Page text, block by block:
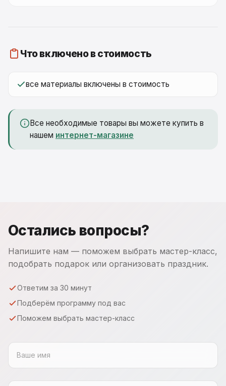
Что включено в стоимость
все материалы включены в стоимость
Все необходимые товары вы можете купить в
нашем интернет-магазине
Остались вопросы?
Напишите нам — поможем выбрать мастер-класс,
подобрать подарок или организовать праздник.
Ответим за 30 минут
Подберём программу под вас
Поможем выбрать мастер-класс